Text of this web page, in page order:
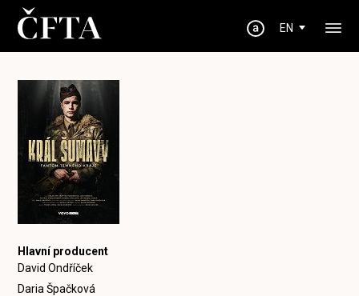
EN
Hlavní producent
David Ondříček
Daria Špačková